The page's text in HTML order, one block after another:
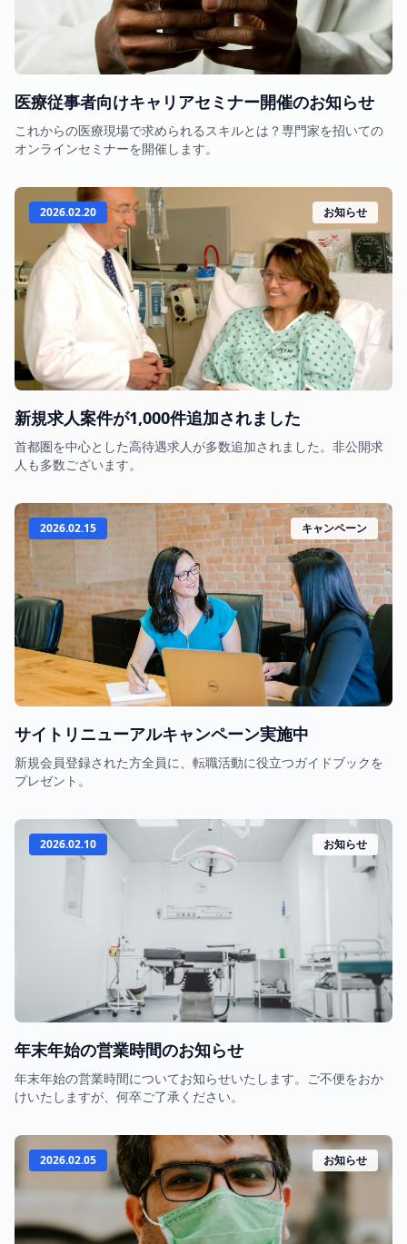
医療従事者向けキャリアセミナー開催のお知らせ
これからの医療現場で求められるスキルとは？専門家を招いての
オンラインセミナーを開催します。
2026.02.20 お知らせ
新規求人案件が1,000件追加されました
首都圏を中心とした高待遇求人が多数追加されました。非公開求
人も多数ございます。
2026.02.15 キャンペーン
サイトリニューアルキャンペーン実施中
新規会員登録された方全員に、転職活動に役立つガイドブックを
プレゼント。
2026.02.10 お知らせ
年末年始の営業時間のお知らせ
年末年始の営業時間についてお知らせいたします。ご不便をおか
けいたしますが、何卒ご了承ください。
2026.02.05 お知らせ